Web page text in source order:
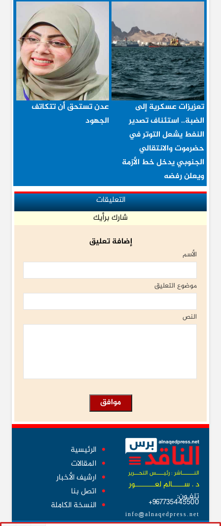
تعزيزات عسكرية إلى
الضبة.. استئناف تصدير
النفط يشعل التوتر في
حضرموت والانتقالي
الجنوبي يدخل خط الأزمة
ويعلن رفضه
عدن تستحق أن تتكاتف
الجهود
التعليقات
شارك برأيك
إضافة تعليق
الأسم
موضوع التعليق
النص
النــــــــاشر : رئيـــــس التحـــرير
د . ســــــالم لعــــــــــور
تلفـون:
967735445500+
info@alnaqedpress.net
الرئيسية
المقالات
ارشيف الأخبار
اتصل بنا
النسخة الكاملة